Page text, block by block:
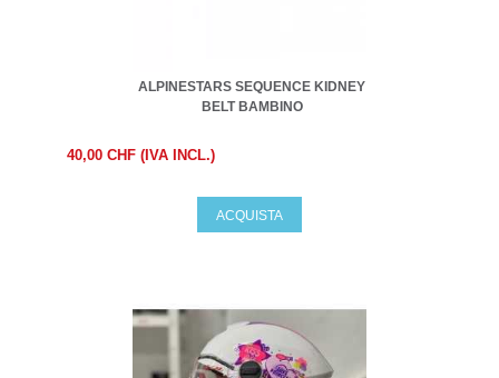
ALPINESTARS SEQUENCE KIDNEY
BELT BAMBINO
40,00 CHF (IVA INCL.)
ACQUISTA